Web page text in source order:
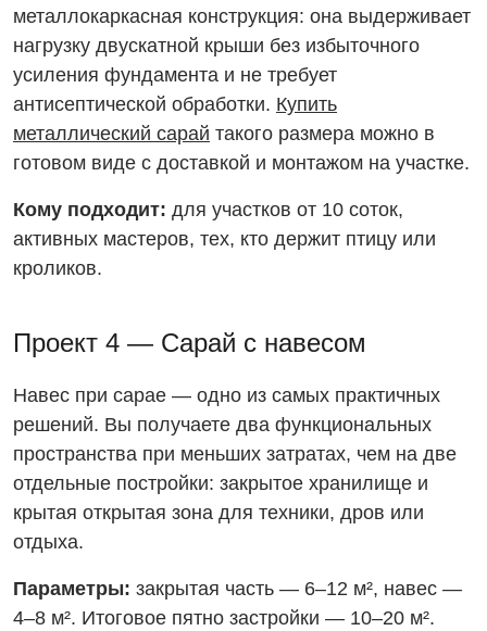
металлокаркасная конструкция: она выдерживает
нагрузку двускатной крыши без избыточного
усиления фундамента и не требует
антисептической обработки. Купить
металлический сарай такого размера можно в
готовом виде с доставкой и монтажом на участке.
Кому подходит: для участков от 10 соток,
активных мастеров, тех, кто держит птицу или
кроликов.
Проект 4 — Сарай с навесом
Навес при сарае — одно из самых практичных
решений. Вы получаете два функциональных
пространства при меньших затратах, чем на две
отдельные постройки: закрытое хранилище и
крытая открытая зона для техники, дров или
отдыха.
Параметры: закрытая часть — 6–12 м², навес —
4–8 м². Итоговое пятно застройки — 10–20 м².